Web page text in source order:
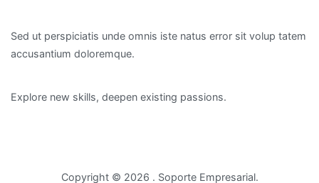
Sed ut perspiciatis unde omnis iste natus error sit volup tatem
accusantium doloremque.
Explore new skills, deepen existing passions.
Copyright © 2026 . Soporte Empresarial.